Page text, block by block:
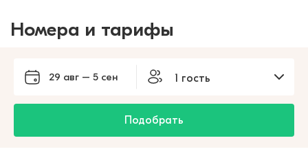
Номера и тарифы
29 авг – 5 сен 1 гость
Подобрать